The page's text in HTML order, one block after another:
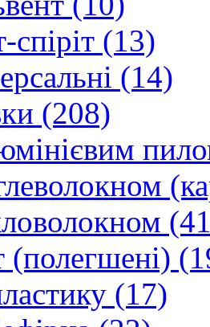
спіріт (13)
(14)
(208)
(полегшені)
(17)